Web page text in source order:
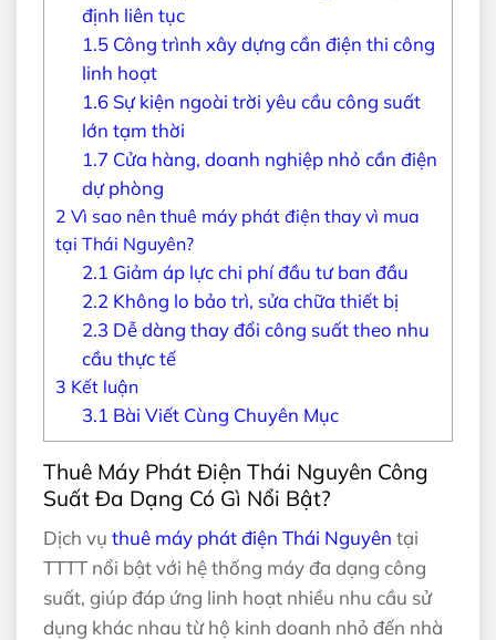
định liên tục
1.5Công trình xây dựng cần điện thi công
linh hoạt
1.6Sự kiện ngoài trời yêu cầu công suất
lớn tạm thời
1.7 Cửa hàng, doanh nghiệp nhỏ cần điện
dự phòng
2 Vì sao nên thuê máy phát điện thay vì mua
tại Thái Nguyên?
2.1 Giảm áp lực chi phí đầu tư ban đầu
2.2Không lo bảo trì, sửa chữa thiết bị
2.3 Dễ dàng thay đổi công suất theo nhu
cầu thực tế
3 Kết luận
3.1 Bài Viết Cùng Chuyên Mục
Thuê Máy Phát Điện Thái Nguyên Công
Suất Đa Dạng Có Gì Nổi Bật?
Dịch vụ thuê máy phát điện Thái Nguyên tại
TTTT nổi bật với hệ thống máy đa dạng công
suất, giúp đáp ứng linh hoạt nhiều nhu cầu sử
dụng khác nhau từ hộ kinh doanh nhỏ đến nhà